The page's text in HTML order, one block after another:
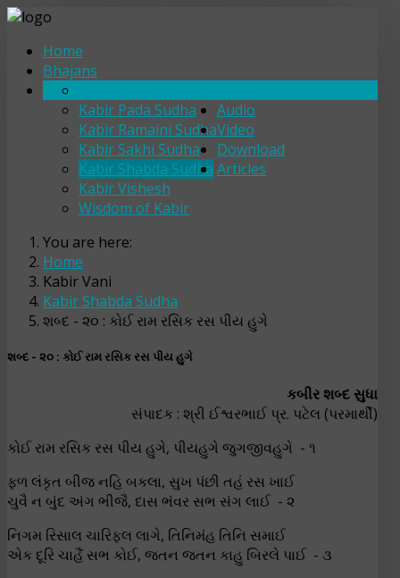
Home
Bhajans
Kabir Pada Sudha
Kabir Ramaini Sudha
Kabir Sakhi Sudha
Kabir Shabda Sudha
Kabir Vishesh
Wisdom of Kabir
Audio
Video
Download
Articles
You are here:
Home
Kabir Vani
Kabir Shabda Sudha
શબ્દ - ૨૦ : કોઈ રામ રસિક રસ પીય હુગે
શબ્દ - ૨૦ : કોઈ રામ રસિક રસ પીય હુગે
કબીર શબ્દ સુધા
સંપાદક : શ્રી ઈશ્વરભાઈ પ્ર. પટેલ (પરમાર્થી)
કોઈ રામ રસિક રસ પીય હુગે, પીયહુગે જુગજીવહુગે - ૧
ફળ લંકૃત બીજ નહિ બકલા, સુખ પંછી તહં રસ ખાઈ
ચુવૈ ન બુંદ અંગ ભીજૈ, દાસ ભંવર સભ સંગ લાઈ - ૨
નિગમ રિસાલ ચારિફલ લાગે, તિનિમંહ તિનિ સમાઈ
એક દૂરિ ચાહૈં સભ કોઈ, જતન જતન કાહુ બિરલે પાઈ - ૩